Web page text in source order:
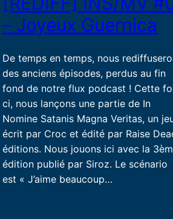
– Joyeux Guernica
De temps en temps, nous
des anciens épisodes, perdus au fin
fond de notre flux podcast ! Cette
ci, nous lançons une partie de In
Nomine Satanis Magna Veritas, un
écrit par Croc et édité par Raise
éditions. Nous jouons ici avec la
édition publié par Siroz. Le scénario
est « J’aime beaucoup…